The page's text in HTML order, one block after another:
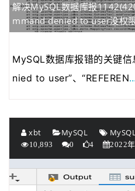
解决MySQL数据库报
mmand denied to user没权
MySQL数据库报错的关键
nied to user”、“REFEREN
xbt MySQL
10,893 0 4 2022